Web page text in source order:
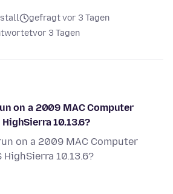
gefragt vor 3 Tagen
vor 3 Tagen
on a 2009 MAC Computer
10.13.6?
on a 2009 MAC Computer
10.13.6?